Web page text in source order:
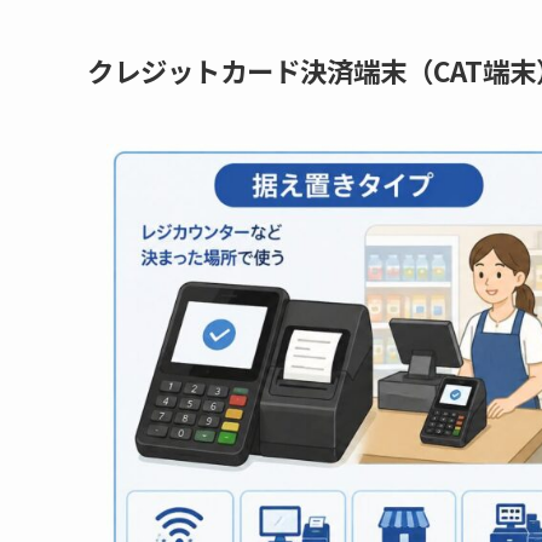
クレジットカード決済端末（CAT端